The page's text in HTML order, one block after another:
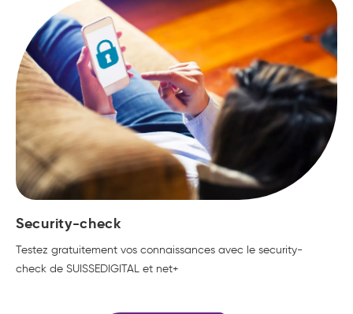
Security-check
Testez gratuitement vos connaissances avec le security-
check de SUISSEDIGITAL et net+